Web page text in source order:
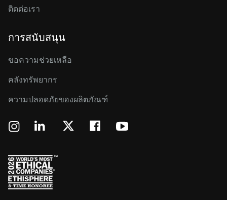
ติดต่อเรา
การสนับสนุน
ขอความช่วยเหลือ
คลังทรัพยากร
ความปลอดภัยของผลิตภัณฑ์